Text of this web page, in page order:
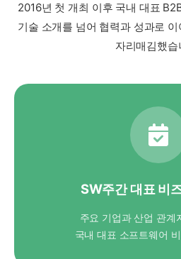
2016년 첫 개최 이후 국내 대표
기술 소개를 넘어 협력과 성과로
자리매김했습
SW주간 대표 비
주요 기업과 산업 관계
국내 대표 소프트웨어